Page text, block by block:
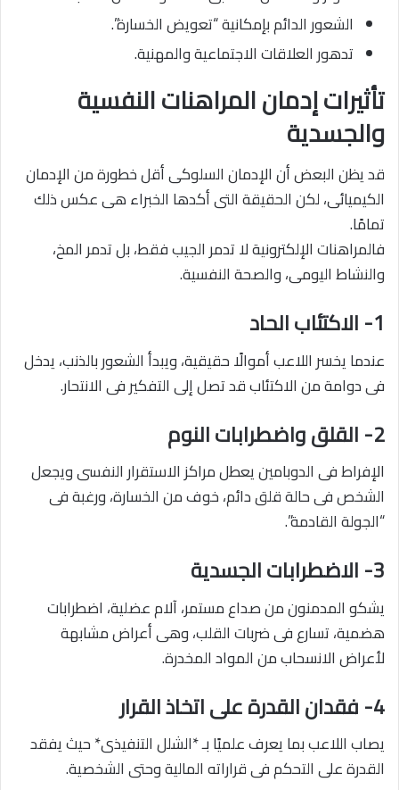
الشعور الدائم بإمكانية “تعويض الخسارة”.
تدهور العلاقات الاجتماعية والمهنية.
تأثيرات إدمان المراهنات النفسية
والجسدية
قد يظن البعض أن الإدمان السلوكى أقل خطورة من الإدمان
الكيميائى، لكن الحقيقة التى أكدها الخبراء هى عكس ذلك
تمامًا.
فالمراهنات الإلكترونية لا تدمر الجيب فقط، بل تدمر المخ،
والنشاط اليومى، والصحة النفسية.
1- الاكتئاب الحاد
عندما يخسر اللاعب أموالًا حقيقية، ويبدأ الشعور بالذنب، يدخل
فى دوامة من الاكتئاب قد تصل إلى التفكير فى الانتحار.
2- القلق واضطرابات النوم
الإفراط فى الدوبامين يعطل مراكز الاستقرار النفسى ويجعل
الشخص فى حالة قلق دائم، خوف من الخسارة، ورغبة فى
“الجولة القادمة”.
3- الاضطرابات الجسدية
يشكو المدمنون من صداع مستمر، آلام عضلية، اضطرابات
هضمية، تسارع فى ضربات القلب، وهى أعراض مشابهة
لأعراض الانسحاب من المواد المخدرة.
4- فقدان القدرة على اتخاذ القرار
يصاب اللاعب بما يعرف علميًا بـ *الشلل التنفيذى* حيث يفقد
القدرة على التحكم فى قراراته المالية وحتى الشخصية.